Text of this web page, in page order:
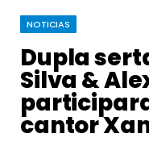
NOTICIAS
Dupla
Silva &
cantor